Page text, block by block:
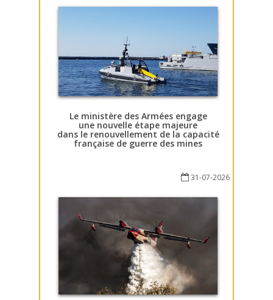
Le ministère des Armées engage
une nouvelle étape majeure
dans le renouvellement de la capacité
française de guerre des mines
31-07-2026